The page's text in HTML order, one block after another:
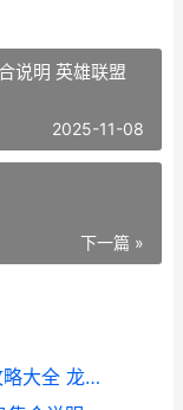
说明 英雄联盟
2025-11-08
下一篇 »
《英雄联盟手游》龙血武姬希瓦娜攻略大全 龙血武姬英雄一览